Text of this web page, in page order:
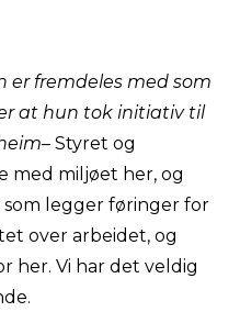
er fremdeles med som
at hun tok initiativ til
– Styret og
med miljøet her, og
legger føringer for
over arbeidet, og
her. Vi har det veldig